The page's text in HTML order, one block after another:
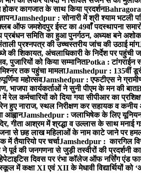
होकर कागजात के साथ किया प्रदर्शनBahragora
Jamshedpur : सोनारी में श्री श्याम भटली
ऑफ जमशेदपुर ईस्ट का 49वाँ पदस्थापना
समिति का हुआ पुनर्गठन, अध्यक्ष बने अशोक
प्रश्नपत्र की उच्चस्तरीय जांच की उठाई मांग
शिकायत, अंचलाधिकारी के निर्देश पर पहुंची
पुजारियों को किया सम्मानितPotka : टांगराईन
तक पहुंचा मामलाJamshedpur : 135वीं
महोत्सवJamshedpur : एफटीएस ने
भाजपा कार्यकर्ताओं ने सुनी पीएम के मन की बात
रेल कर्मचारियों को दिया गया सीपीआर का
हुए नाराज, स्थल निरीक्षण कर सहायक व
आह्वानJamshedpur : जलाभिषेक के लिए यूनियन
गीता आश्रम में श्रद्धा व उल्लास के साथ मनाई
से छह लाख महिलाओं के नाम काटे जाने पर
में तैयारियो पर चर्चाJamshedpur : कारगिल
की जनगणना से जुड़ी तस्वीरों की प्रदर्शनी
दिवस पर रंभा कॉलेज ऑफ नर्सिंग एंड
में कक्षा XI एवं XII के मेधावी विद्यार्थियों को